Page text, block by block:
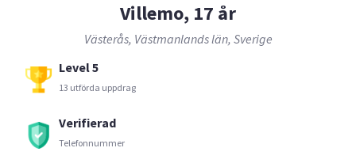
Villemo, 17 år
Västerås, Västmanlands län, Sverige
Level 5
13 utförda uppdrag
Verifierad
Telefonnummer